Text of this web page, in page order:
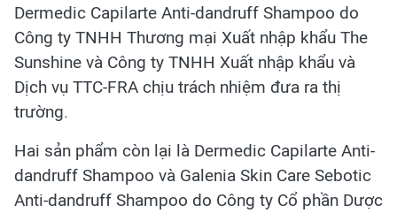
Dermedic Capilarte Anti-dandruff Shampoo do
Công ty TNHH Thương mại Xuất nhập khẩu The
Sunshine và Công ty TNHH Xuất nhập khẩu và
Dịch vụ TTC-FRA chịu trách nhiệm đưa ra thị
trường.
Hai sản phẩm còn lại là Dermedic Capilarte Anti-
dandruff Shampoo và Galenia Skin Care Sebotic
Anti-dandruff Shampoo do Công ty Cổ phần Dược